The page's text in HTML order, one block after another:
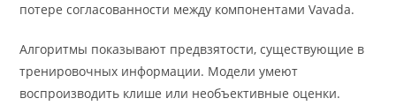
потере согласованности между компонентами Vavada.
Алгоритмы показывают предвзятости, существующие в
тренировочных информации. Модели умеют
воспроизводить клише или необъективные оценки.